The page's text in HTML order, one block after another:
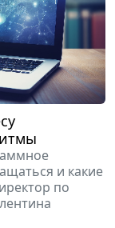
практики
средств на
могут
Анна